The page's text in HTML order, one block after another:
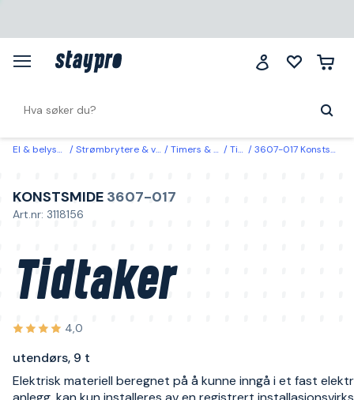
El & belysning Strømbrytere & vegguttak Timers & koblingsur Tidtakere 3607-017 Konstsmide Tidtaker utendørs, 9 t Svart myk kabel
KONSTSMIDE 3607-017
Art.nr: 3118156
Tidtaker
4,0
utendørs, 9 t
Elektrisk materiell beregnet på å kunne inngå i et fast